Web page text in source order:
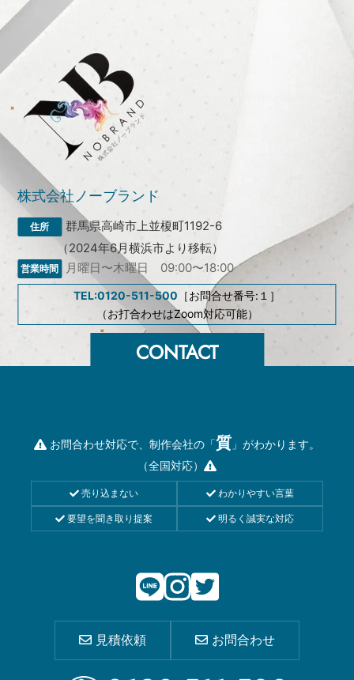
株式会社ノーブランド
群馬県高崎市上並榎町1192-6
（2024年6月横浜市より移転）
月曜日〜木曜日 09:00〜18:00
TEL:0120-511-500 ［お問合せ番号:１］
（お打合わせはZoom対応可能）
お問合わせ対応で、制作会社の「質 」がわかります。
（全国対応）
売り込まない わかりやすい言葉
要望を聞き取り提案 明るく誠実な対応
見積依頼 お問合わせ